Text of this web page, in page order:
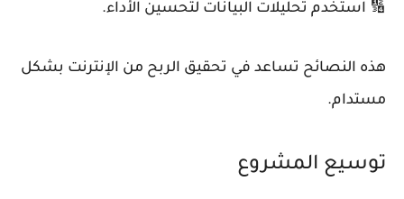
🔢 استخدم تحليلات البيانات لتحسين الأداء.
هذه النصائح تساعد في تحقيق الربح من الإنترنت بشكل
مستدام.
توسيع المشروع